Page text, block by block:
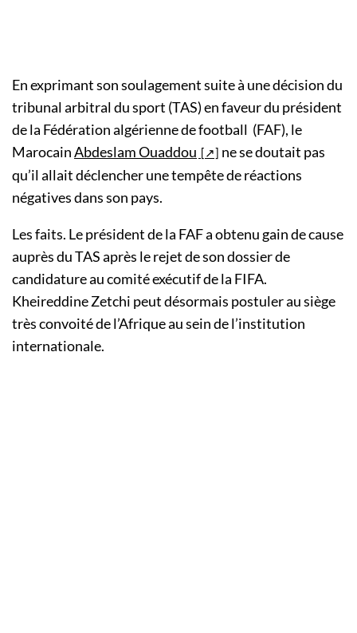
En exprimant son soulagement suite à une décision du
tribunal arbitral du sport (TAS) en faveur du président
de la Fédération algérienne de football (FAF), le
MarocainAbdeslam Ouaddou
ne se doutait pas
qu’il allait déclencher une tempête de réactions
négatives dans son pays.
Les faits. Le président de la FAF a obtenu gain de cause
auprès du TAS après le rejet de son dossier de
candidature au comité exécutif de la FIFA.
Kheireddine Zetchi peut désormais postuler au siège
très convoité de l’Afrique au sein de l’institution
internationale.